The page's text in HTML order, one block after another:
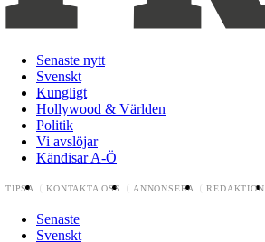
Senaste nytt
Svenskt
Kungligt
Hollywood & Världen
Politik
Vi avslöjar
Kändisar A-Ö
TIPSA KONTAKTA OSS ANNONSERA REDAKTION
Senaste
Svenskt